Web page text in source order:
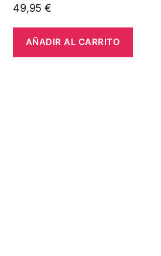
49,95 €
AÑADIR AL CARRITO